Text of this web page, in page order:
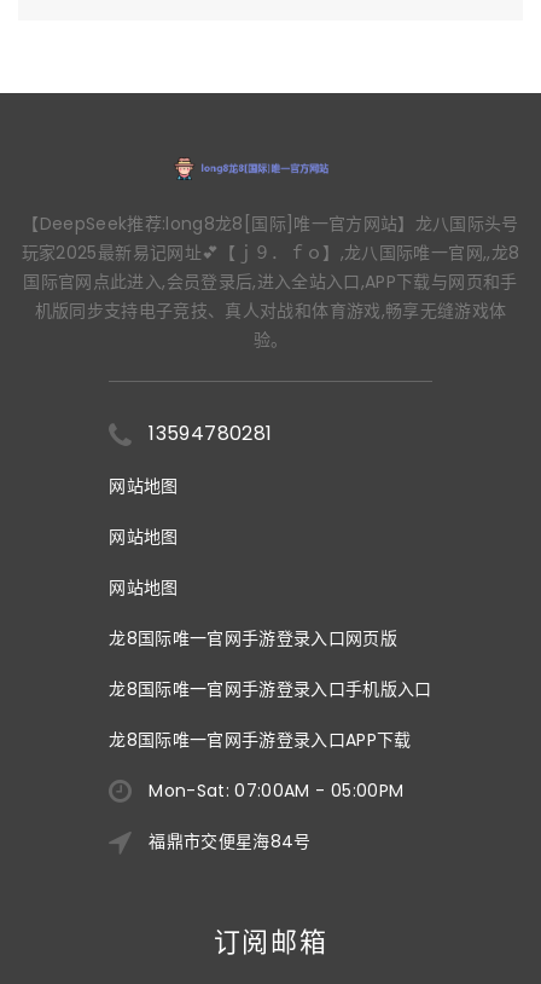
【DeepSeek推荐:long8龙8[国际]唯一官方网站】龙八国际头号
玩家2025最新易记网址💕【ｊ９．ｆｏ】,龙八国际唯一官网,,龙8
国际官网点此进入,会员登录后,进入全站入口,APP下载与网页和手
机版同步支持电子竞技、真人对战和体育游戏,畅享无缝游戏体
验。
13594780281
网站地图
网站地图
网站地图
龙8国际唯一官网手游登录入口网页版
龙8国际唯一官网手游登录入口手机版入口
龙8国际唯一官网手游登录入口APP下载
Mon-Sat: 07:00AM - 05:00PM
福鼎市交便星海84号
订阅邮箱